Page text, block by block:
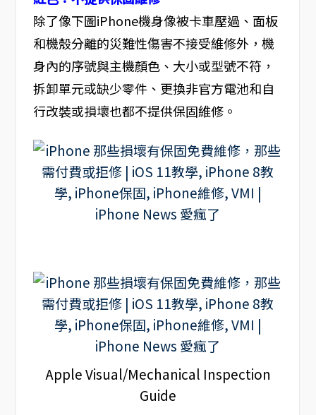
除了像下圖iPhone機身像被卡車壓過、面板
和機殼分離的災難性傷害不接受維修外，機
身內的序號與主機顏色、大小或型號不符，
拆卸單元或缺少零件、更換非官方電池和自
行改裝或損壞也都不提供保固維修。
Apple Visual/Mechanical Inspection
Guide